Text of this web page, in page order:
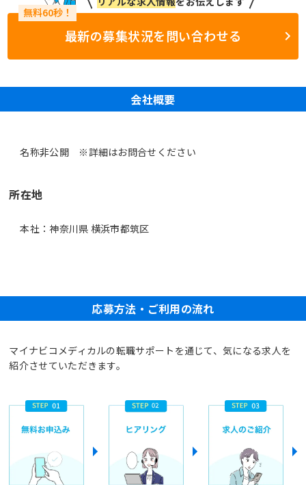
最新の募集状況を問い合わせる
会社概要
名称非公開 ※詳細はお問合せください
所在地
本社：神奈川県 横浜市都筑区
応募方法・ご利用の流れ
マイナビコメディカルの転職サポートを通じて、気になる求人を
紹介させていただきます。